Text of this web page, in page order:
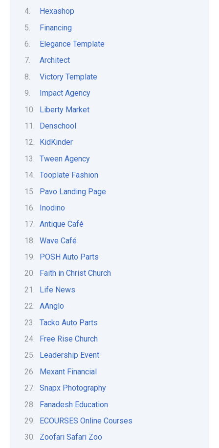
Hexashop
Financing
Elegance Template
Architect
Victory Template
Impact Agency
Liberty Market
Denschool
KidKinder
Tween Agency
Tooplate Fashion
Pavo Landing Page
Inodino
Antique Café
Wave Café
POSH Auto Parts
Faith in Christ Church
Life News
AAnglo
Tacko Auto Parts
Free Rise Church
Leadership Event
Mexant Financial
Snapx Photography
Fanadesh Education
ECOURSES Online Courses
Zoofari Safari Zoo